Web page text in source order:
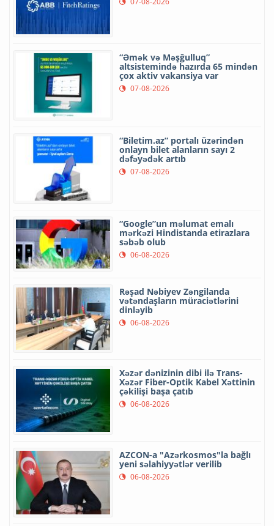
“Əmək və Məşğulluq”
altsistemində hazırda 65 mindən
çox aktiv vakansiya var
07-08-2026
“Biletim.az” portalı üzərindən
onlayn bilet alanların sayı 2
dəfəyədək artıb
07-08-2026
“Google”un məlumat emalı
mərkəzi Hindistanda etirazlara
səbəb olub
06-08-2026
Rəşad Nəbiyev Zəngilanda
vətəndaşların müraciətlərini
dinləyib
06-08-2026
Xəzər dənizinin dibi ilə Trans-
Xəzər Fiber-Optik Kabel Xəttinin
çəkilişi başa çatıb
06-08-2026
AZCON-a "Azərkosmos"la bağlı
yeni səlahiyyətlər verilib
06-08-2026